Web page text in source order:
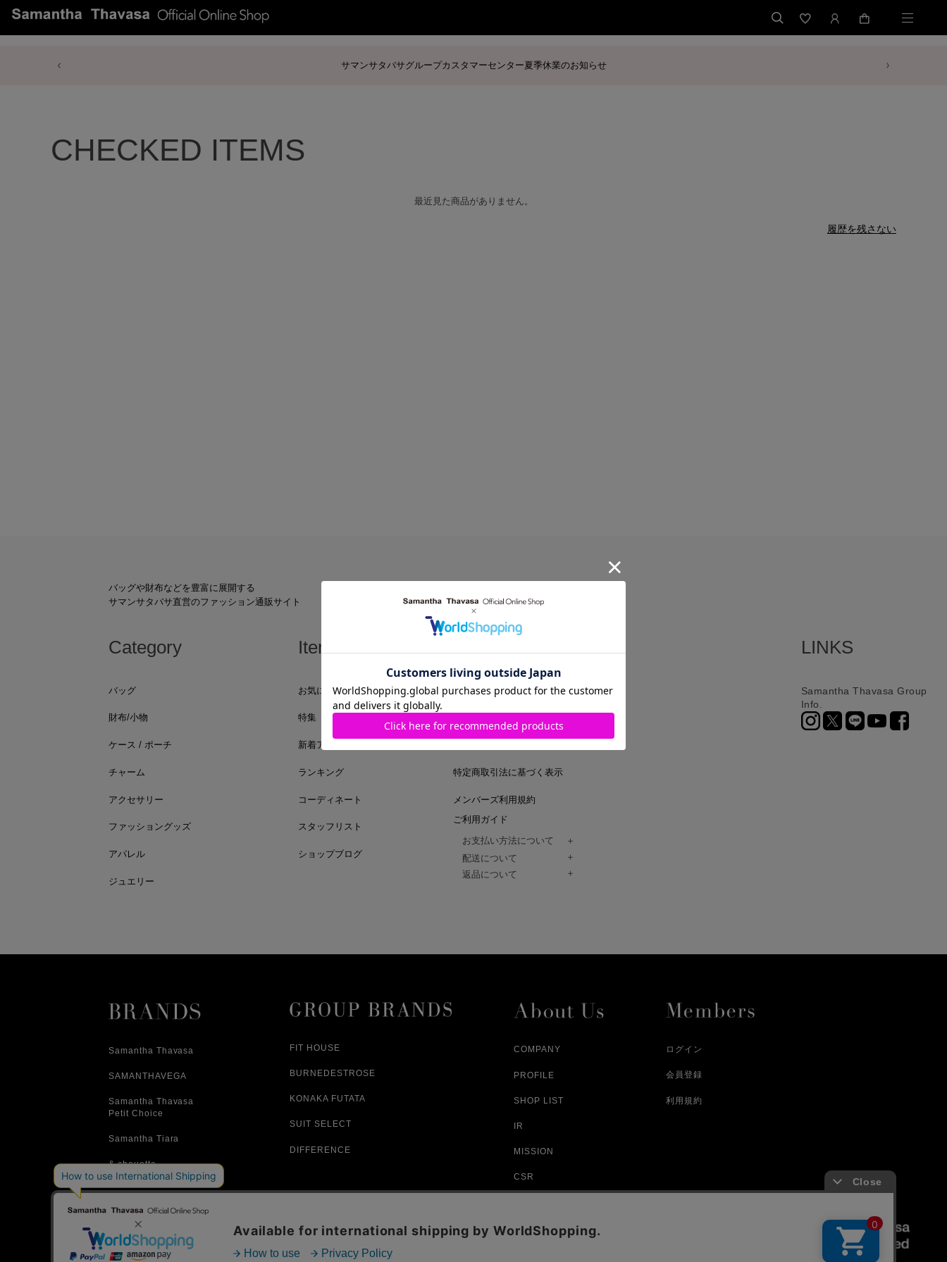
サマンサタバサグループカスタマーセンター夏季休業のお知らせ
CHECKED ITEMS
最近見た商品がありません。
履歴を残さない
バッグや財布などを豊富に展開する
サマンサタバサ直営のファッション通販サイト
Category
バッグ
財布/小物
ケース / ポーチ
チャーム
アクセサリー
ファッショングッズ
アパレル
ジュエリー
Item
お気に入りアイテム
特集
新着アイテム
ランキング
コーディネート
スタッフリスト
ショップブログ
ログイン
特定商取引法に基づく表示
メンバーズ利用規約
ご利用ガイド
お支払い方法について
クレジットカード、代金引換、コンビニ決済（前払い）、
Paidy（翌月払い）、
amazon payをご利用いただけます。
配送について
ご注文商品は、佐川急便にてご注文毎に、配送いたします。
返品について
ご注文内容と異なる商品が到着した場合
詳しくはこちら
LINKS
Samantha Thavasa Group
Info.
Samantha Thavasa
SAMANTHAVEGA
Samantha Thavasa
Petit Choice
Samantha Tiara
& chouette
FIT HOUSE
BURNEDESTROSE
KONAKA FUTATA
SUIT SELECT
DIFFERENCE
COMPANY
PROFILE
SHOP LIST
IR
MISSION
CSR
ログイン
会員登録
利用規約